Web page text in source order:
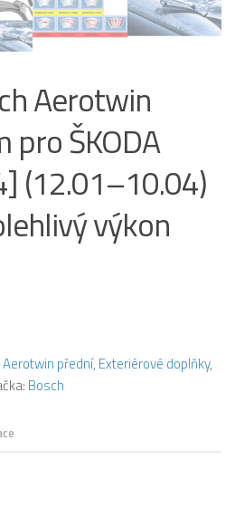
Aerotwin
ŠKODA
(12.01–10.04)
výkon
přední, Exteriérové doplňky,
Bosch